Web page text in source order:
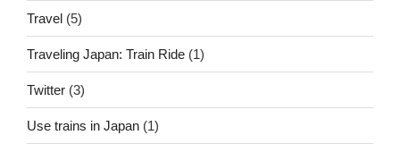
Travel (5)
Traveling Japan: Train Ride (1)
Twitter (3)
Use trains in Japan (1)